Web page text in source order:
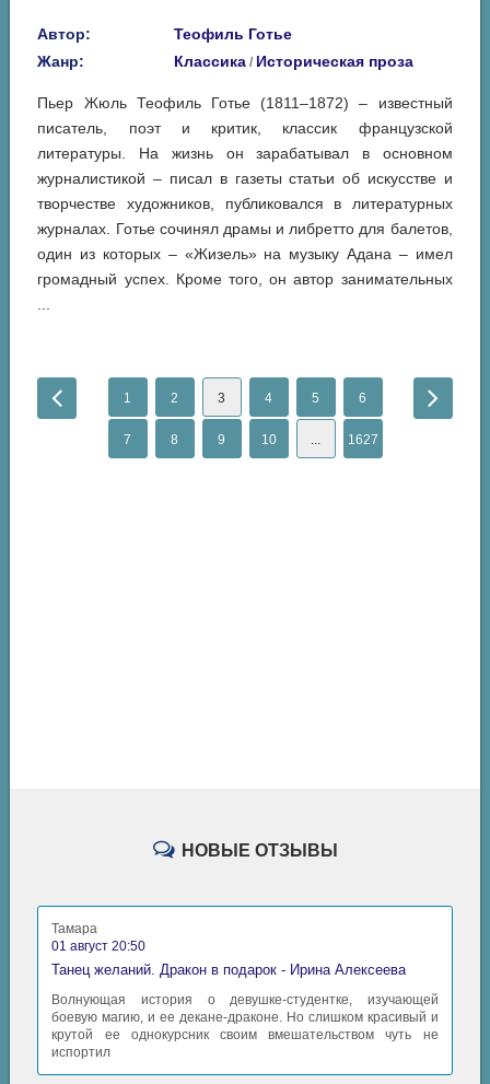
Автор:
Теофиль Готье
Жанр:
Классика / Историческая проза
Пьер Жюль Теофиль Готье (1811–1872) – известный
писатель, поэт и критик, классик французской
литературы. На жизнь он зарабатывал в основном
журналистикой – писал в газеты статьи об искусстве и
творчестве художников, публиковался в литературных
журналах. Готье сочинял драмы и либретто для балетов,
один из которых – «Жизель» на музыку Адана – имел
громадный успех. Кроме того, он автор занимательных
1 2 3 4 5 6
7 8 9 10 ... 1627
НОВЫЕ ОТЗЫВЫ
Тамара
01 август 20:50
Танец желаний. Дракон в подарок - Ирина Алексеева
Волнующая история о девушке-студентке, изучающей
боевую магию, и ее декане-драконе. Но слишком красивый и
крутой ее однокурсник своим вмешательством чуть не
испортил